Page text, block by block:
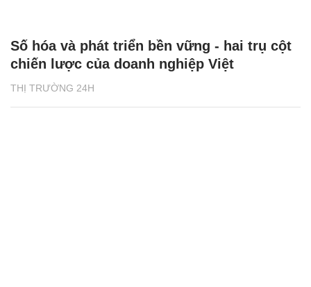
THỊ TRƯỜNG 24H
Số hóa và phát triển bền vững - hai trụ cột
chiến lược của doanh nghiệp Việt